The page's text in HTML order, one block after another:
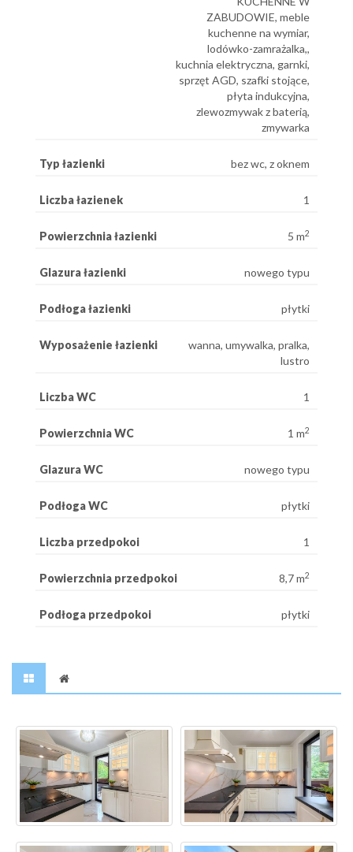
ZABUDOWIE, meble
kuchenne na wymiar,
lodówko-zamrażalka,,
kuchnia elektryczna, garnki,
sprzęt AGD, szafki stojące,
płyta indukcyjna,
zlewozmywak z baterią,
zmywarka
Typ łazienki bez wc, z oknem
Liczba łazienek 1
Powierzchnia łazienki 5 m2
Glazura łazienki nowego typu
Podłoga łazienki płytki
Wyposażenie łazienki
wanna, umywalka, pralka,
lustro
Liczba WC 1
Powierzchnia WC 1 m2
Glazura WC nowego typu
Podłoga WC płytki
Liczba przedpokoi 1
Powierzchnia przedpokoi 8,7 m2
Podłoga przedpokoi płytki